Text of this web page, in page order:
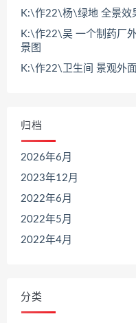
K:\作22\杨\绿地 全景效
K:\作22\吴 一个制药厂
景图
K:\作22\卫生间 景观外
归档
2026年6月
2023年12月
2022年6月
2022年5月
2022年4月
分类